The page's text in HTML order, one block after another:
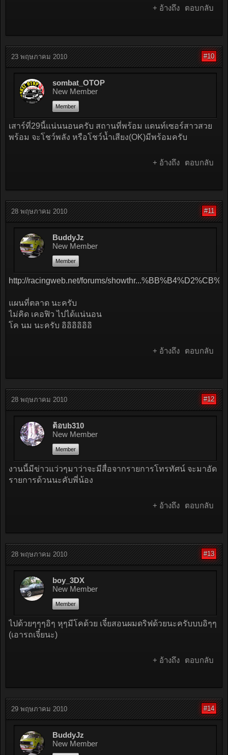
+ อ้างถึง ตอบกลับ
23 พฤษภาคม 2010 #10
sombat_OTOP
New Member
Member
เสาร์ที่29นี้แน่นนอนครับ สถานที่พร้อม แดนท์เซอร์สาวสวย
พร้อม จะโชว์พลัง หรือโชว์น้ำเสียง(OK)มีพร้อมครับ
+ อ้างถึง ตอบกลับ
28 พฤษภาคม 2010 #11
BuddyJz
New Member
Member
http://racingweb.net/forums/
แผนที่ตลาด นะครับ
ไม่คิด เคอฟิว ไปได้แน่นอน
โค นม นะครับ อิอิอิอิอิอิ
+ อ้างถึง ตอบกลับ
28 พฤษภาคม 2010 #12
ต็อบb310
New Member
Member
งานนี้มีข่าวแว่วๆมาว่าจะมีสื่อจากรายการโทรทัศน์ จะมาอัด
รายการด้วนนะคับพี่น้อง
+ อ้างถึง ตอบกลับ
28 พฤษภาคม 2010 #13
boy_3DX
New Member
Member
ไปด้วยๆๆๆอิๆ หุๆมีโคด้วย เจี๋ยสอนผมดริฟด้วยนะครับบบอิๆๆ
(เอารถเจี๋ยนะ)
+ อ้างถึง ตอบกลับ
29 พฤษภาคม 2010 #14
BuddyJz
New Member